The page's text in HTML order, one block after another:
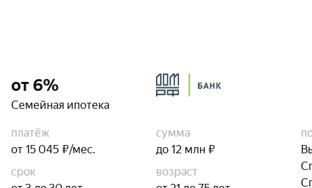
от 6%
Семейная ипотека
платёж
от 15 045 ₽/мес.
сумма
до 12 млн ₽
срок
возраст